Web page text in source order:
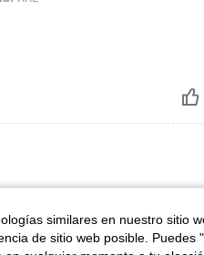
similares en nuestro sitio
de sitio web posible.